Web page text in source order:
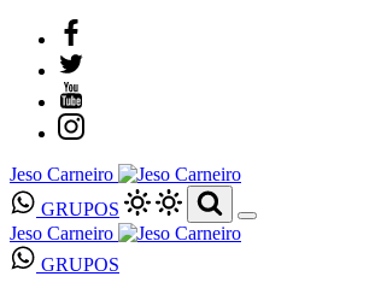
Jeso Carneiro
GRUPOS
Jeso Carneiro
GRUPOS